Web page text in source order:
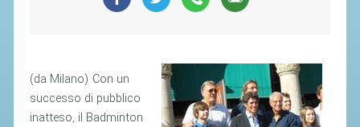
(da Milano) Con un
successo di pubblico
inatteso, il Badminton
SEGRETERIA FEDERALE
AVVISI E BANDI
CIRCOLARI
RESPONSABILITÀ SOCIALE